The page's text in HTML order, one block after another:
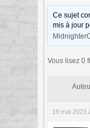
Ce sujet
mis à jour
Vous lisez 0
19 mai 2023